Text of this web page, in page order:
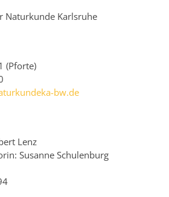
Naturkunde Karlsruhe
(Pforte)
bw.de
Lenz
Susanne Schulenburg